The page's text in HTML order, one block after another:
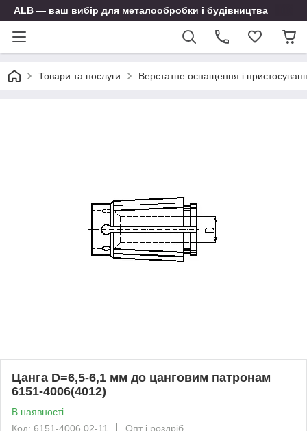
ALB — ваш вибір для металообробки і будівництва
Товари та послуги Верстатне оснащення і
Цанга D=6,5-6,1 мм до цанговим патронам
6151-4006(4012)
В наявності
Код: 6151-4006.02-11
Опт і роздріб